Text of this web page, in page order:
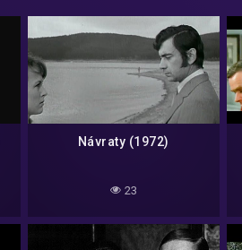
Návraty (1972)
23